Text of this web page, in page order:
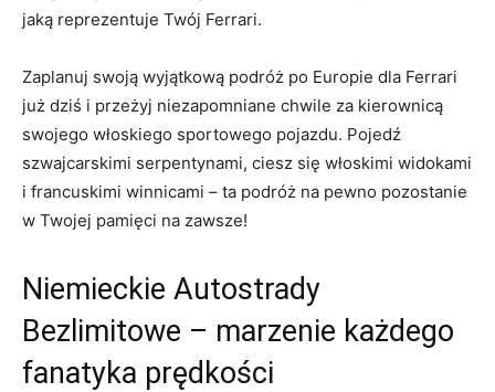
jaką reprezentuje Twój ‌Ferrari.
Zaplanuj swoją wyjątkową⁢ podróż po⁤ Europie dla Ferrari
już dziś i przeżyj niezapomniane chwile za kierownicą
swojego włoskiego sportowego pojazdu. ⁣Pojedź
szwajcarskimi serpentynami, ciesz się włoskimi widokami
​i francuskimi winnicami – ‍ta podróż na pewno pozostanie
w Twojej ⁢pamięci na zawsze!
Niemieckie ​Autostrady
Bezlimitowe – marzenie każdego
fanatyka prędkości